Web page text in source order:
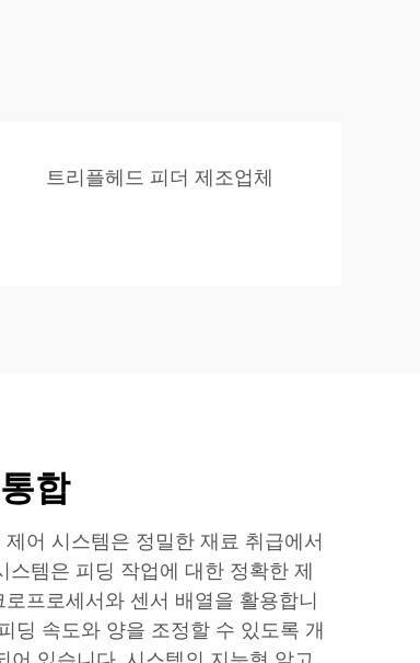
트리플헤드 피더 제조업체
합
어 시스템은 정밀한 재료 취급에서
템은 피딩 작업에 대한 정확한 제
프로세서와 센서 배열을 활용합니
딩 속도와 양을 조정할 수 있도록 개